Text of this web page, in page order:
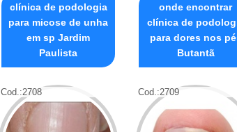
clínica de podologia
para micose de unha
em sp Jardim
Paulista
onde encontrar
clínica de
para dores nos
Butantã
Cod.:2708 Cod.:2709